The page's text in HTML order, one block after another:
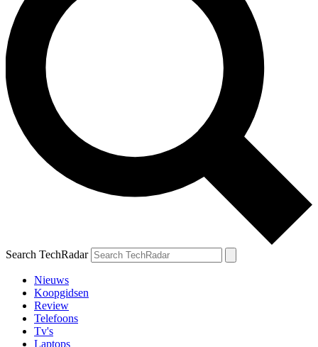
Search TechRadar
Nieuws
Koopgidsen
Review
Telefoons
Tv's
Laptops